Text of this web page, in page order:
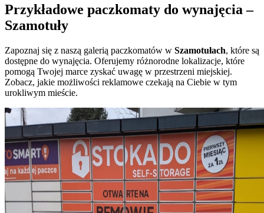
Przykładowe paczkomaty do wynajęcia –
Szamotuły
Zapoznaj się z naszą galerią paczkomatów w Szamotułach, które są
dostępne do wynajęcia. Oferujemy różnorodne lokalizacje, które
pomogą Twojej marce zyskać uwagę w przestrzeni miejskiej.
Zobacz, jakie możliwości reklamowe czekają na Ciebie w tym
urokliwym mieście.